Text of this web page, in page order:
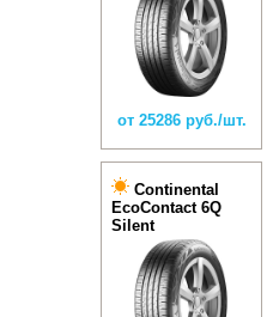
от 25286 руб./шт.
Continental
EcoContact 6Q
Silent